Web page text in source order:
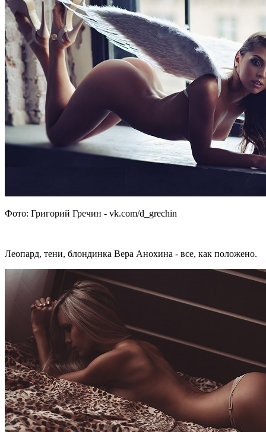
Фото: Григорий Гречин - vk.com/d_grechin
Леопард, тени, блондинка Вера Анохина - все, как положено.